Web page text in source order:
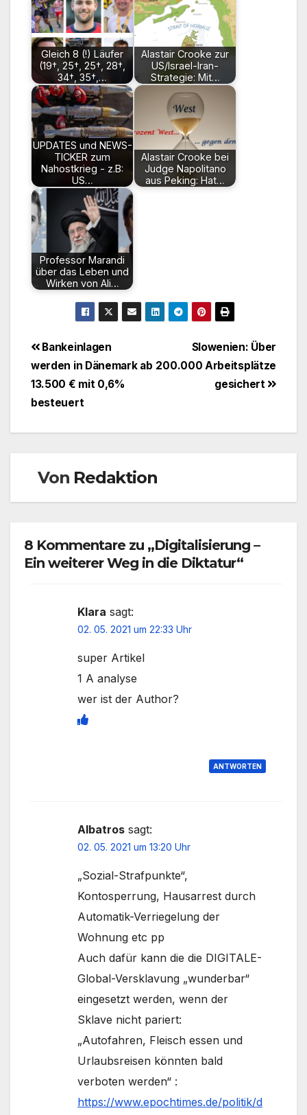
Gleich 8 (!) Läufer
(19†, 25†, 25†, 28†,
34†, 35†,…
Alastair Crooke zur
US/Israel-Iran-
Strategie: Mit…
UPDATES und NEWS-
TICKER zum
Nahostkrieg - z.B:
US…
Alastair Crooke bei
Judge Napolitano
aus Peking: Hat…
Professor Marandi
über das Leben und
Wirken von Ali…
BeitragsnavigationSlowenien: Über
200.000 Arbeitsplätze
gesichert
Bankeinlagen
werden in Dänemark ab
13.500 € mit 0,6%
besteuert
Von Redaktion
8 Kommentare zu „Digitalisierung –
Ein weiterer Weg in die Diktatur“
Klara sagt:
02. 05. 2021 um 22:33 Uhr
super Artikel
1 A analyse
wer ist der Author?
ANTWORTEN
Albatros sagt:
02. 05. 2021 um 13:20 Uhr
„Sozial-Strafpunkte“,
Kontosperrung, Hausarrest durch
Automatik-Verriegelung der
Wohnung etc pp
Auch dafür kann die die DIGITALE-
Global-Versklavung „wunderbar“
eingesetzt werden, wenn der
Sklave nicht pariert:
„Autofahren, Fleisch essen und
Urlaubsreisen könnten bald
verboten werden“ :
https://www.epochtimes.de/politik/d